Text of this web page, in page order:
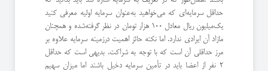
حداقل سرمایه‌ای که می‌خواهید به‌عنوان سرمایه اولیه معرفی کنید
یک‌میلیون ریال معادل 100 هزار تومان در نظر گرفته‌شده و همچنان
مازاد آن ایرادی ندارد. اما نکته حائز اهمیت درزمینه سرمایه علاوه بر
مرز حداقلی آن است که با توجه به شراکت، بدیهی است که حداقل
2 نفر از اعضا باید در تأمین سرمایه دخیل باشند اما میزان سهیم